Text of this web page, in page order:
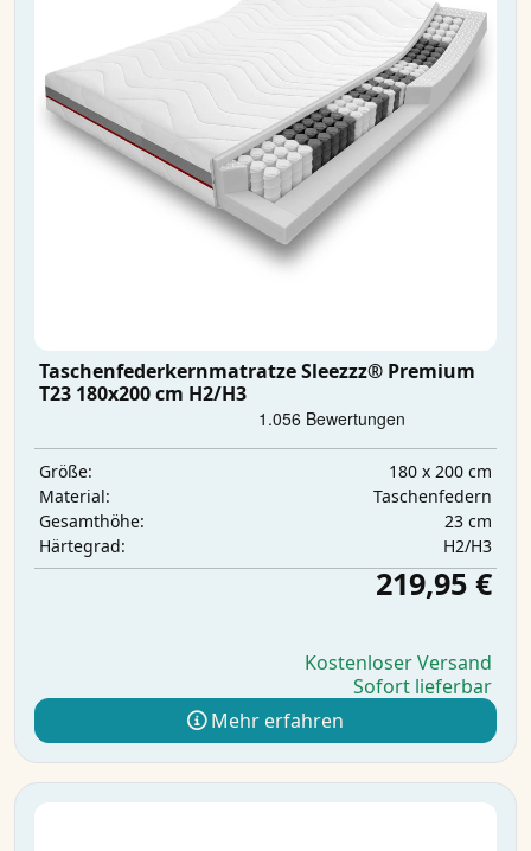
Taschenfederkernmatratze Sleezzz® Premium
T23 180x200 cm H2/H3
Größe:
180 x 200 cm
Material:
Taschenfedern
Gesamthöhe:
23 cm
Härtegrad:
H2/H3
219,95 €
Kostenloser Versand
Sofort lieferbar
Mehr erfahren